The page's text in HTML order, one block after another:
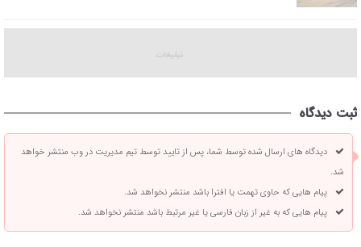
ثبت دیدگاه
دیدگاه های ارسال شده توسط شما، پس از تایید توسط تیم مدیریت در وب منتشر خواهد
شد.
پیام هایی که حاوی تهمت یا افترا باشد منتشر نخواهد شد.
پیام هایی که به غیر از زبان فارسی یا غیر مرتبط باشد منتشر نخواهد شد.